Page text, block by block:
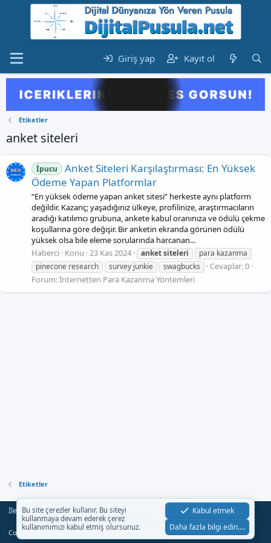
Giriş yap Kayıt ol
Etiketler
anket siteleri
İpucu
Anket Siteleri Karşılaştırması: En Yüksek
Ödeme Yapan Platformlar
“En yüksek ödeme yapan anket sitesi” herkeste aynı platform
değildir. Kazanç; yaşadığınız ülkeye, profilinize, araştırmacıların
aradığı katılımcı grubuna, ankete kabul oranınıza ve ödülü çekme
koşullarına göre değişir. Bir anketin ekranda görünen ödülü
yüksek olsa bile eleme sorularında harcanan...
Haberci Konu 23 Kas 2024 anketsiteleri
para kazanma
pinecone research
survey junkie swagbucks
Cevaplar: 0
Forum:İnternetten Para Kazanma Yöntemleri
Etiketler
İletişim Şartlar Gizlilik Yardım
R
S
S
Community platform by XenForo® © 2010-2023 XenForo Ltd.
Bu site çerezler kullanır. Bu siteyi
kullanmaya devam ederek çerez
kullanımımızı kabul etmiş olursunuz.
Kabul etmek
Daha fazla bilgi edin.…